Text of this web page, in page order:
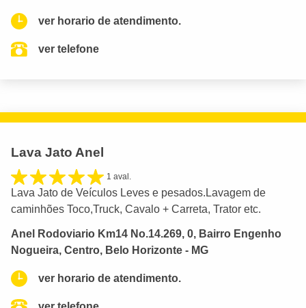
ver horario de atendimento.
ver telefone
Lava Jato Anel
1 aval.
Lava Jato de Veículos Leves e pesados.Lavagem de
caminhões Toco,Truck, Cavalo + Carreta, Trator etc.
Anel Rodoviario Km14 No.14.269, 0, Bairro Engenho
Nogueira, Centro, Belo Horizonte - MG
ver horario de atendimento.